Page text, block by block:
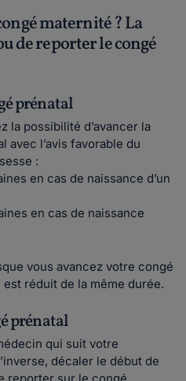
maternité ? La
de reporter le congé
prénatal
la possibilité d’avancer la
avec l’avis favorable du
:
en cas de naissance d’un
en cas de naissance
vous avancez votre congé
réduit de la même durée.
prénatal
qui suit votre
décaler le début de